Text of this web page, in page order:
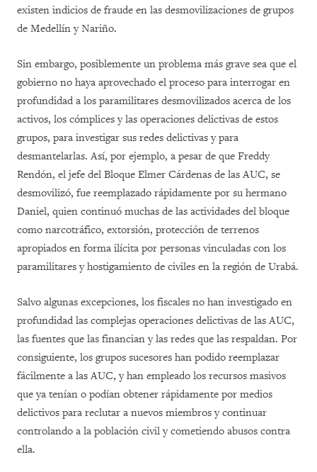
existen indicios de fraude en las desmovilizaciones de grupos
de Medellín y Nariño.
Sin embargo, posiblemente un problema más grave sea que el
gobierno no haya aprovechado el proceso para interrogar en
profundidad a los paramilitares desmovilizados acerca de los
activos, los cómplices y las operaciones delictivas de estos
grupos, para investigar sus redes delictivas y para
desmantelarlas. Así, por ejemplo, a pesar de que Freddy
Rendón, el jefe del Bloque Elmer Cárdenas de las AUC, se
desmovilizó, fue reemplazado rápidamente por su hermano
Daniel, quien continuó muchas de las actividades del bloque
como narcotráfico, extorsión, protección de terrenos
apropiados en forma ilícita por personas vinculadas con los
paramilitares y hostigamiento de civiles en la región de Urabá.
Salvo algunas excepciones, los fiscales no han investigado en
profundidad las complejas operaciones delictivas de las AUC,
las fuentes que las financian y las redes que las respaldan. Por
consiguiente, los grupos sucesores han podido reemplazar
fácilmente a las AUC, y han empleado los recursos masivos
que ya tenían o podían obtener rápidamente por medios
delictivos para reclutar a nuevos miembros y continuar
controlando a la población civil y cometiendo abusos contra
ella.